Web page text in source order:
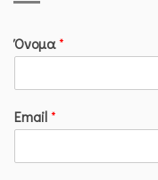
Όνομα*
Email*